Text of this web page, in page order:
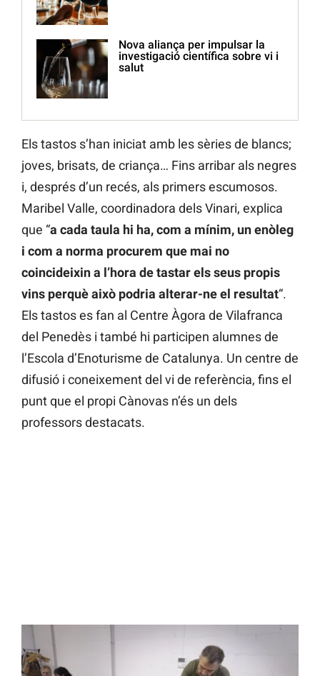
Nova aliança per impulsar la
investigació científica sobre vi i
salut
Els tastos s’han iniciat amb les sèries de blancs;
joves, brisats, de criança… Fins arribar als negres
i, després d’un recés, als primers escumosos.
Maribel Valle, coordinadora dels Vinari, explica
que “a cada taula hi ha, com a mínim, un enòleg
i com a norma procurem que mai no
coincideixin a l’hora de tastar els seus propis
vins perquè això podria alterar-ne el resultat“.
Els tastos es fan al Centre Àgora de Vilafranca
del Penedès i també hi participen alumnes de
l’Escola d’Enoturisme de Catalunya. Un centre de
difusió i coneixement del vi de referència, fins el
punt que el propi Cànovas n’és un dels
professors destacats.